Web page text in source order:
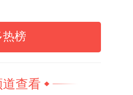
榜
查看